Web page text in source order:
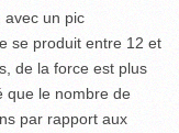
avec un pic
se produit entre 12 et
de la force est plus
que le nombre de
par rapport aux